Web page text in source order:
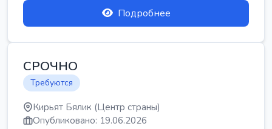
Подробнее
СРОЧНО
Требуются
Кирьят Бялик (Центр страны)
Опубликовано: 19.06.2026